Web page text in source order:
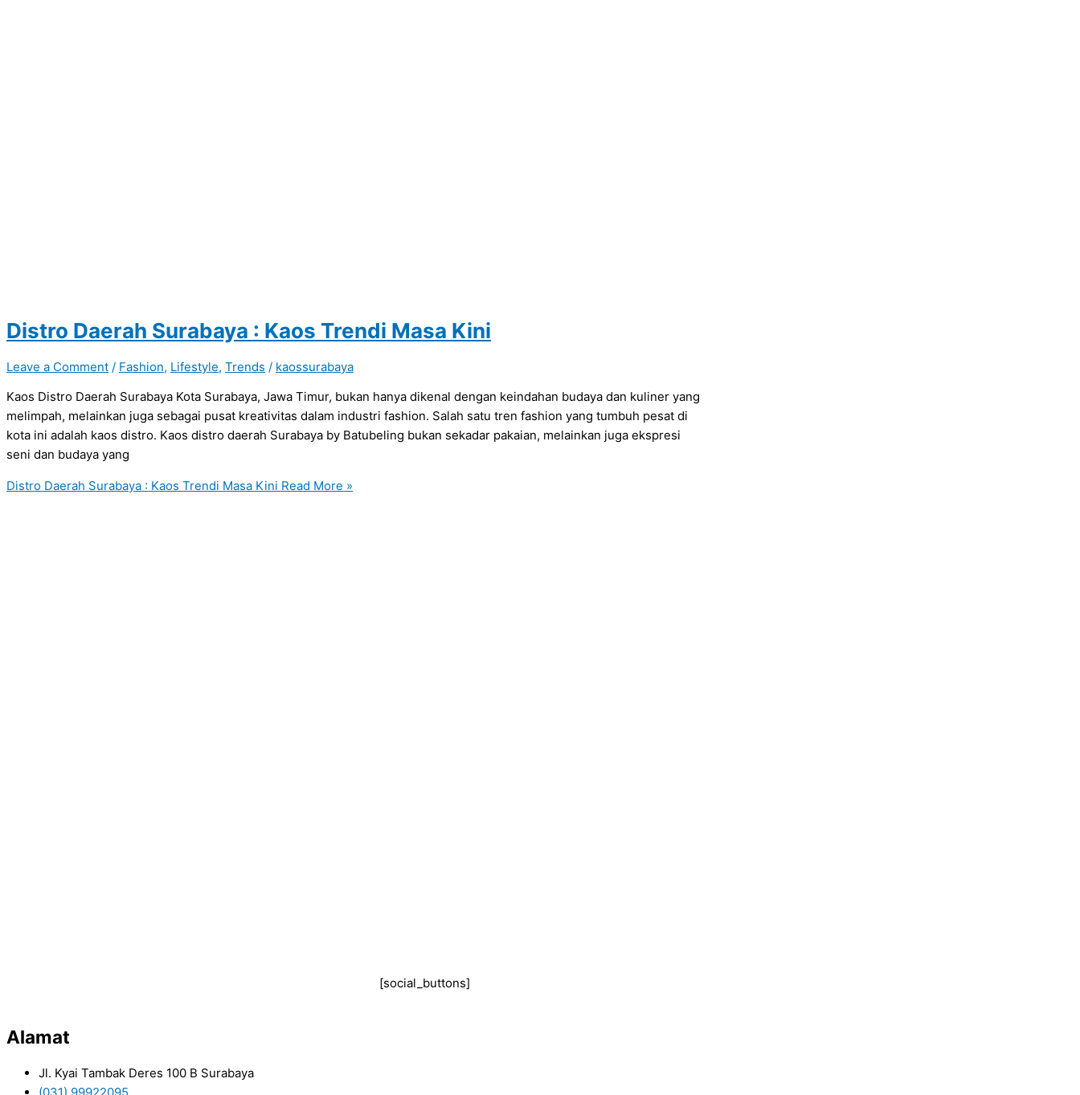
Distro Daerah Surabaya : Kaos Trendi Masa Kini
Leave a Comment / Fashion, Lifestyle, Trends / kaossurabaya
Kaos Distro Daerah Surabaya Kota Surabaya, Jawa Timur, bukan hanya dikenal dengan keindahan budaya dan kuliner yang
melimpah, melainkan juga sebagai pusat kreativitas dalam industri fashion. Salah satu tren fashion yang tumbuh pesat di
kota ini adalah kaos distro. Kaos distro daerah Surabaya by Batubeling bukan sekadar pakaian, melainkan juga ekspresi
seni dan budaya yang
Distro Daerah Surabaya : Kaos Trendi Masa Kini Read More »
[social_buttons]
Alamat
Jl. Kyai Tambak Deres 100 B Surabaya